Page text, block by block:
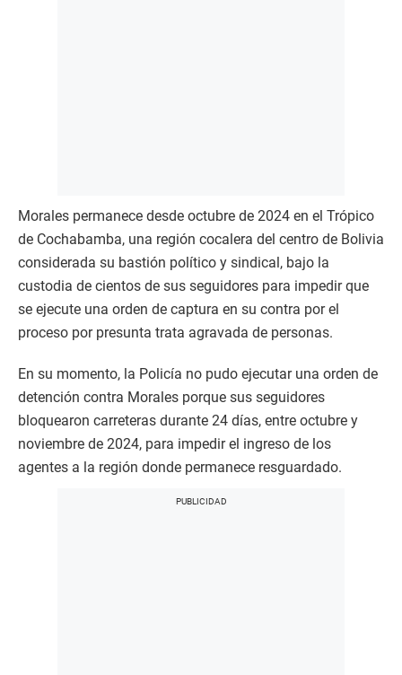
Morales permanece desde octubre de 2024 en el Trópico
de Cochabamba, una región cocalera del centro de Bolivia
considerada su bastión político y sindical, bajo la
custodia de cientos de sus seguidores para impedir que
se ejecute una orden de captura en su contra por el
proceso por presunta trata agravada de personas.
En su momento, la Policía no pudo ejecutar una orden de
detención contra Morales porque sus seguidores
bloquearon carreteras durante 24 días, entre octubre y
noviembre de 2024, para impedir el ingreso de los
agentes a la región donde permanece resguardado.